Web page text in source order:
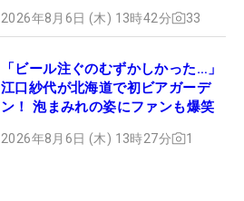
2026年8月6日 (木) 13時42分 33
「ビール注ぐのむずかしかった…」
江口紗代が北海道で初ビアガーデ
ン！ 泡まみれの姿にファンも爆笑
2026年8月6日 (木) 13時27分 1